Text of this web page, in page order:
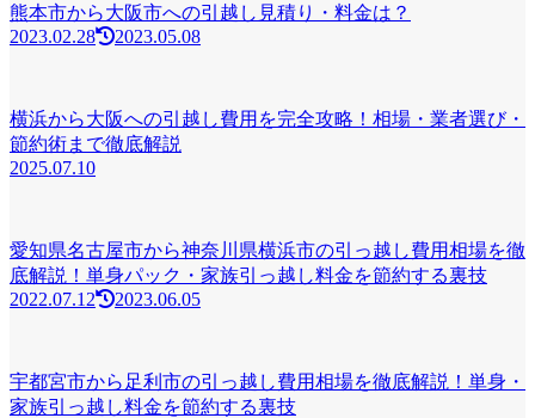
熊本市から大阪市への引越し見積り・料金は？
2023.02.28
2023.05.08
横浜から大阪への引越し費用を完全攻略！相場・業者選び・
節約術まで徹底解説
2025.07.10
愛知県名古屋市から神奈川県横浜市の引っ越し費用相場を徹
底解説！単身パック・家族引っ越し料金を節約する裏技
2022.07.12
2023.06.05
宇都宮市から足利市の引っ越し費用相場を徹底解説！単身・
家族引っ越し料金を節約する裏技